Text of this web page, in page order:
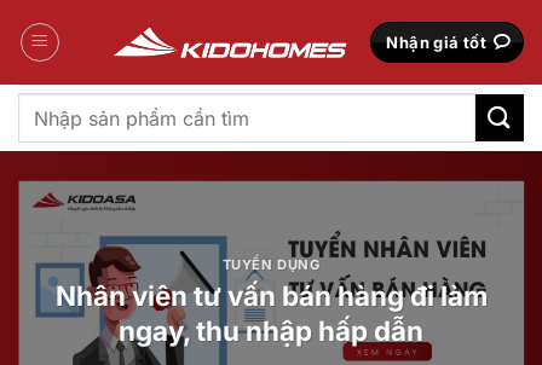
qua
Nhận giá tốt
Tìm
kiếm:
TUYỂN DỤNG
Nhân viên tư vấn bán hàng đi làm
ngay, thu nhập hấp dẫn